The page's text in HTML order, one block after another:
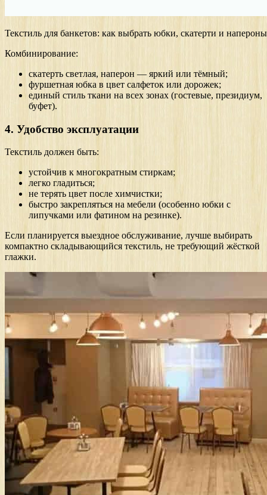
Текстиль для банкетов: как выбрать юбки, скатерти и напероны
Комбинирование:
скатерть светлая, наперон — яркий или тёмный;
фуршетная юбка в цвет салфеток или дорожек;
единый стиль ткани на всех зонах (гостевые, президиум,
буфет).
4. Удобство эксплуатации
Текстиль должен быть:
устойчив к многократным стиркам;
легко гладиться;
не терять цвет после химчистки;
быстро закрепляться на мебели (особенно юбки с
липучками или фатином на резинке).
Если планируется выездное обслуживание, лучше выбирать
компактно складывающийся текстиль, не требующий жёсткой
глажки.